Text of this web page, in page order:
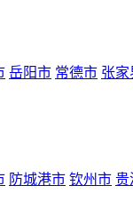
岳阳市 常德市 张家
防城港市 钦州市 贵